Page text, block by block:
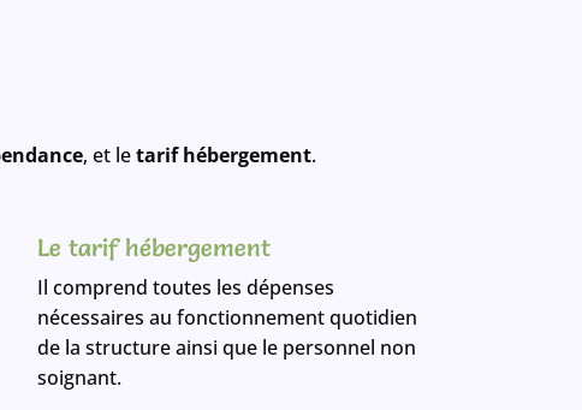
, et letarif hébergement.
Le tarif hébergement
Il comprend toutes les dépenses
nécessaires au fonctionnement quotidien
de la structure ainsi que le personnel non
soignant.